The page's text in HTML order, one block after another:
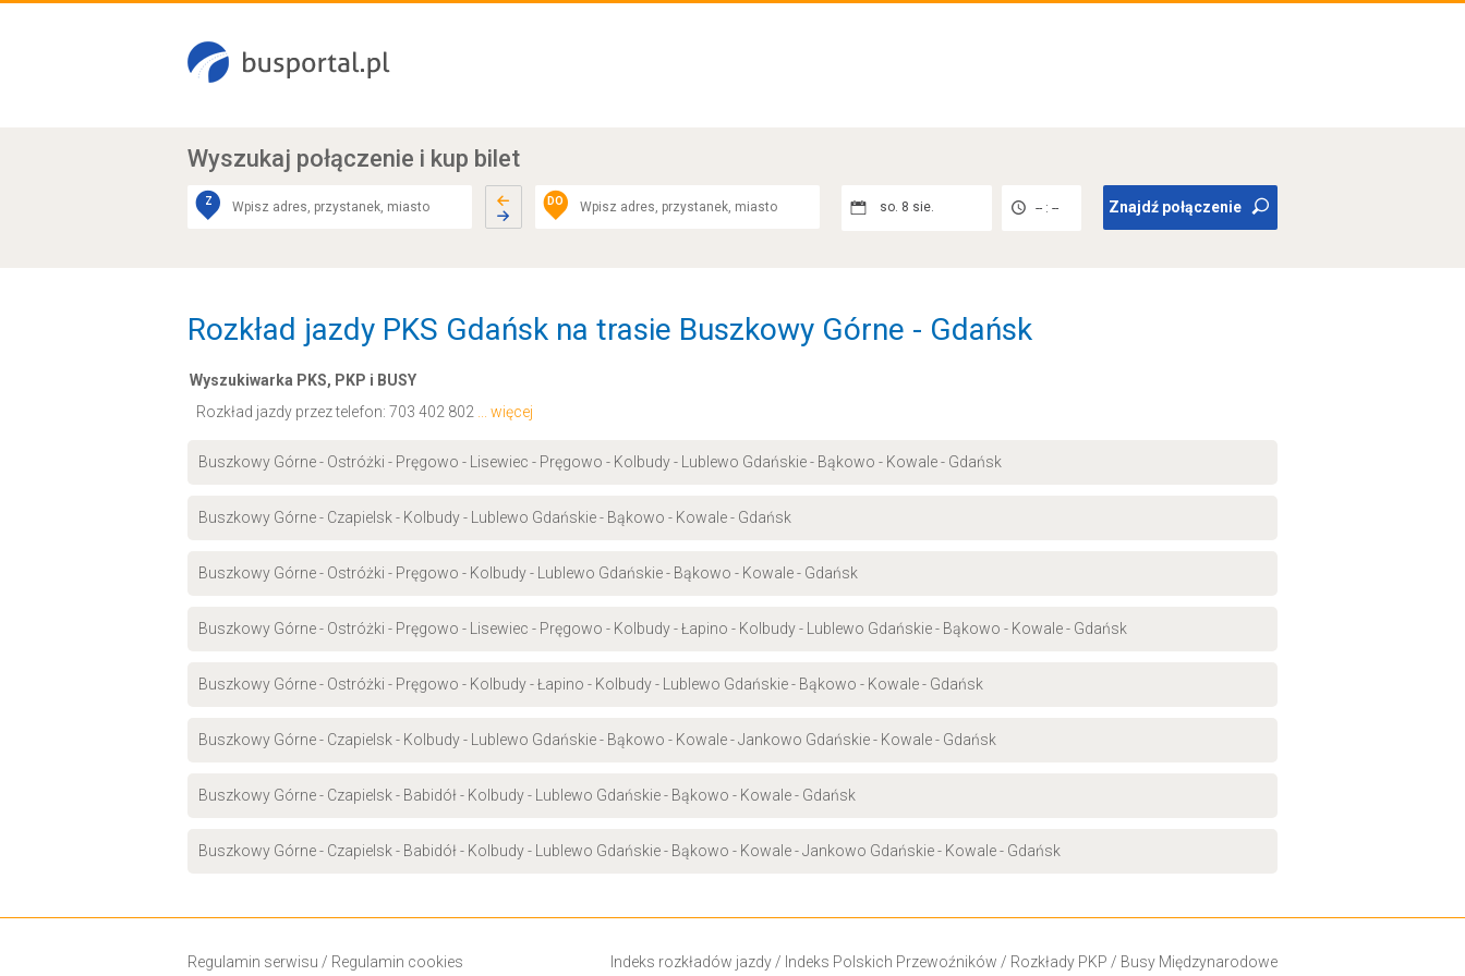
Wyszukaj połączenie i kup bilet
Z DO so. 8 sie. -- : -- Znajdź połączenie
Rozkład jazdy PKS Gdańsk na trasie Buszkowy Górne - Gdańsk
Wyszukiwarka PKS, PKP i BUSY
Rozkład jazdy przez telefon: 703 402 802 ... więcej
Buszkowy Górne - Ostróżki - Pręgowo - Lisewiec - Pręgowo - Kolbudy - Lublewo Gdańskie - Bąkowo - Kowale - Gdańsk
Buszkowy Górne - Czapielsk - Kolbudy - Lublewo Gdańskie - Bąkowo - Kowale - Gdańsk
Buszkowy Górne - Ostróżki - Pręgowo - Kolbudy - Lublewo Gdańskie - Bąkowo - Kowale - Gdańsk
Buszkowy Górne - Ostróżki - Pręgowo - Lisewiec - Pręgowo - Kolbudy - Łapino - Kolbudy - Lublewo Gdańskie - Bąkowo - Kowale - Gdańsk
Buszkowy Górne - Ostróżki - Pręgowo - Kolbudy - Łapino - Kolbudy - Lublewo Gdańskie - Bąkowo - Kowale - Gdańsk
Buszkowy Górne - Czapielsk - Kolbudy - Lublewo Gdańskie - Bąkowo - Kowale - Jankowo Gdańskie - Kowale - Gdańsk
Buszkowy Górne - Czapielsk - Babidół - Kolbudy - Lublewo Gdańskie - Bąkowo - Kowale - Gdańsk
Buszkowy Górne - Czapielsk - Babidół - Kolbudy - Lublewo Gdańskie - Bąkowo - Kowale - Jankowo Gdańskie - Kowale - Gdańsk
Regulamin serwisu / Regulamin cookies Indeks rozkładów jazdy/ Indeks Polskich Przewoźników / Rozkłady PKP / Busy Międzynarodowe